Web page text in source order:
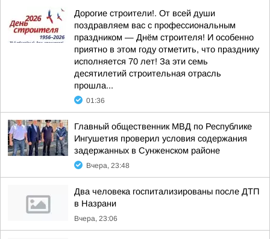
Дорогие строители!. От всей души
поздравляем вас с профессиональным
праздником — Днём строителя! И особенно
приятно в этом году отметить, что празднику
исполняется 70 лет! За эти семь
десятилетий строительная отрасль
прошла...
01:36
Главный общественник МВД по Республике
Ингушетия проверил условия содержания
задержанных в Сунженском районе
Вчера, 23:48
Два человека госпитализированы после ДТП
в Назрани
Вчера, 23:06